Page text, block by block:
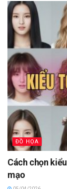
ĐỒ HỌA
Cách chọn
mạo